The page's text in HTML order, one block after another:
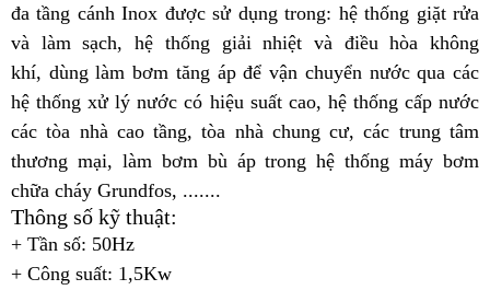
đa tầng cánh Inox được sử dụng trong: hệ thống giặt rửa
và làm sạch, hệ thống giải nhiệt và điều hòa không
khí, dùng làm bơm tăng áp để vận chuyển nước qua các
hệ thống xử lý nước có hiệu suất cao, hệ thống cấp nước
các tòa nhà cao tầng, tòa nhà chung cư, các trung tâm
thương mại, làm bơm bù áp trong hệ thống máy bơm
chữa cháy Grundfos, .......
Thông số kỹ thuật:
+ Tần số: 50Hz
+ Công suất: 1,5Kw